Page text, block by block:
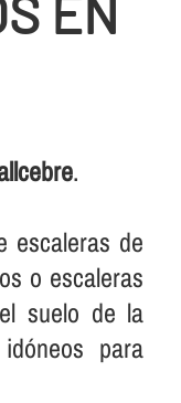
EN
.
escaleras de
o escaleras
suelo de la
para